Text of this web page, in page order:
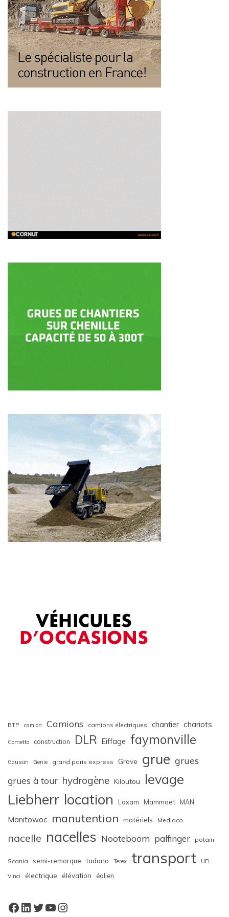
BTP camion Camions camions électriques chantier chariots
Cometto construction DLR Eiffage faymonville
Gaussin Genie grand paris express Grove grue grues
grues à tour hydrogène Kiloutou levage
Liebherr location Loxam Mammoet MAN
Manitowoc manutention matériels Mediaco
nacelle nacelles Nooteboom palfinger potain
Scania semi-remorque tadano Terex transport UFL
Vinci électrique élévation éolien
Facebook
LinkedIn
Twitter
YouTube
Instagram